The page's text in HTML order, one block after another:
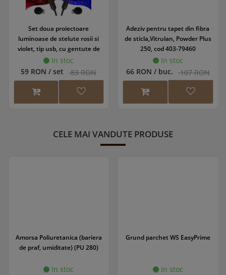
Set doua proiectoare
luminoase de stelute rosii si
violet, tip usb, cu gentute de
transport tip breloc, STAR-PROJ
In stoc
59 RON / set 83 RON
Adeziv pentru tapet din fibra
de sticla,Vitrulan, Powder Plus
250, cod 403-79460
In stoc
66 RON / buc. 107 RON
CELE MAI VANDUTE PRODUSE
Amorsa Poliuretanica (bariera
de praf, umiditate) (PU 280)
In stoc
Grund parchet WS EasyPrime
In stoc